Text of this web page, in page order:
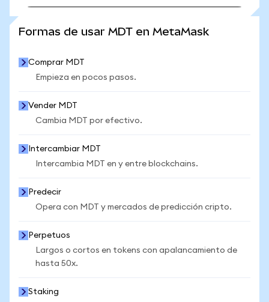
Formas de usar MDT en MetaMask
Comprar MDT
Empieza en pocos pasos.
Vender MDT
Cambia MDT por efectivo.
Intercambiar MDT
Intercambia MDT en y entre blockchains.
Predecir
Opera con MDT y mercados de predicción cripto.
Perpetuos
Largos o cortos en tokens con apalancamiento de
hasta 50x.
Staking